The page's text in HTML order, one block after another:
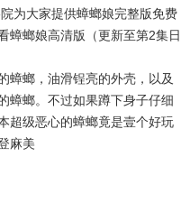
为大家提供蟑螂娘完整版免费
蟑螂娘高清版（更新至第2集日
蟑螂，油滑锃亮的外壳，以及
蟑螂。不过如果蹲下身子仔细
超级恶心的蟑螂竟是壹个好玩
麻美